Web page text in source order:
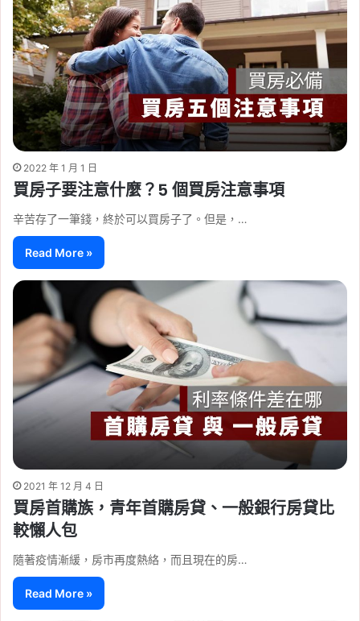
2022 年 1 月 1 日
買房子要注意什麼？5 個買房注意事項
辛苦存了一筆錢，終於可以買房子了。但是，…
Read More »
2021 年 12 月 4 日
買房首購族，青年首購房貸、一般銀行房貸比
較懶人包
隨著疫情漸緩，房市再度熱絡，而且現在的房…
Read More »